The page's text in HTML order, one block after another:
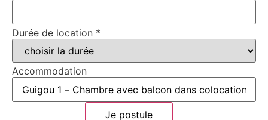
Durée de location *
Accommodation
Je postule